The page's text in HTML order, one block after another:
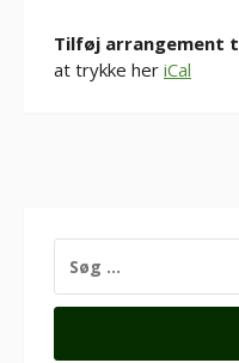
Tilføj arrangement
at trykke her iCal
EFTER: